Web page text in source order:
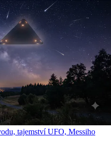
tajemství UFO, Messiho